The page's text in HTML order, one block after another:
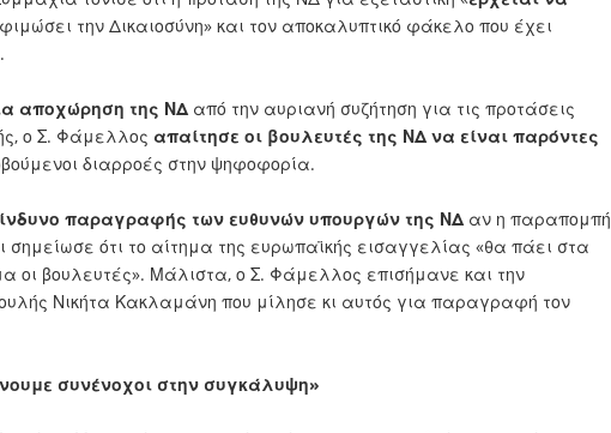
την Δικαιοσύνη» και τον αποκαλυπτικό φάκελο που έχει
αποχώρηση της ΝΔ από την αυριανή συζήτηση για τις προτάσεις
ο Σ. Φάμελλος απαίτησε οι βουλευτές της ΝΔ να είναι παρόντες
διαρροές στην ψηφοφορία.
παραγραφής των ευθυνών υπουργών της ΝΔ αν η παραπομπή
σημείωσε ότι το αίτημα της ευρωπαϊκής εισαγγελίας «θα πάει στα
οι βουλευτές». Μάλιστα, ο Σ. Φάμελλος επισήμανε και την
Νικήτα Κακλαμάνη που μίλησε κι αυτός για παραγραφή τον
συνένοχοι στην συγκάλυψη»